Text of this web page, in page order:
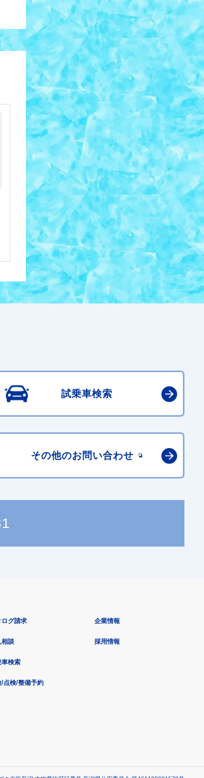
試乗車検索
その他のお問い合わせ
ログ請求
相談
車検索
/点検/整備予約
企業情報
採用情報